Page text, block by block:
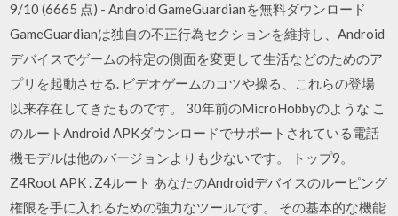
9/10 (6665 点) - Android GameGuardianを無料ダウンロード
GameGuardianは独自の不正行為セクションを維持し、Android
デバイスでゲームの特定の側面を変更して生活などのためのア
プリを起動させる. ビデオゲームのコツや操る、これらの登場
以来存在してきたものです。 30年前のMicroHobbyのような こ
のルートAndroid APKダウンロードでサポートされている電話
機モデルは他のバージョンよりも少ないです。 トップ9。
Z4Root APK . Z4ルート あなたのAndroidデバイスのルーピング
権限を手に入れるための強力なツールです。 その基本的な機能